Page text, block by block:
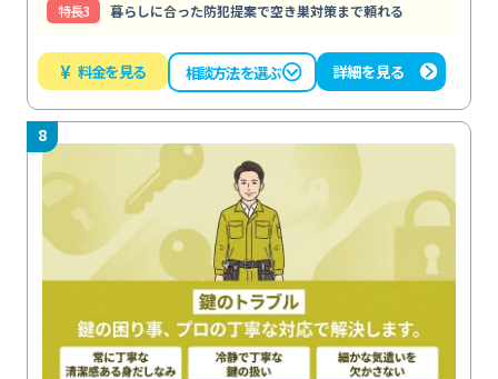
特⻑3 暮らしに合った防犯提案で空き巣対策まで頼れる
¥ 料金を見る 相談方法を選ぶ 詳細を見る
8